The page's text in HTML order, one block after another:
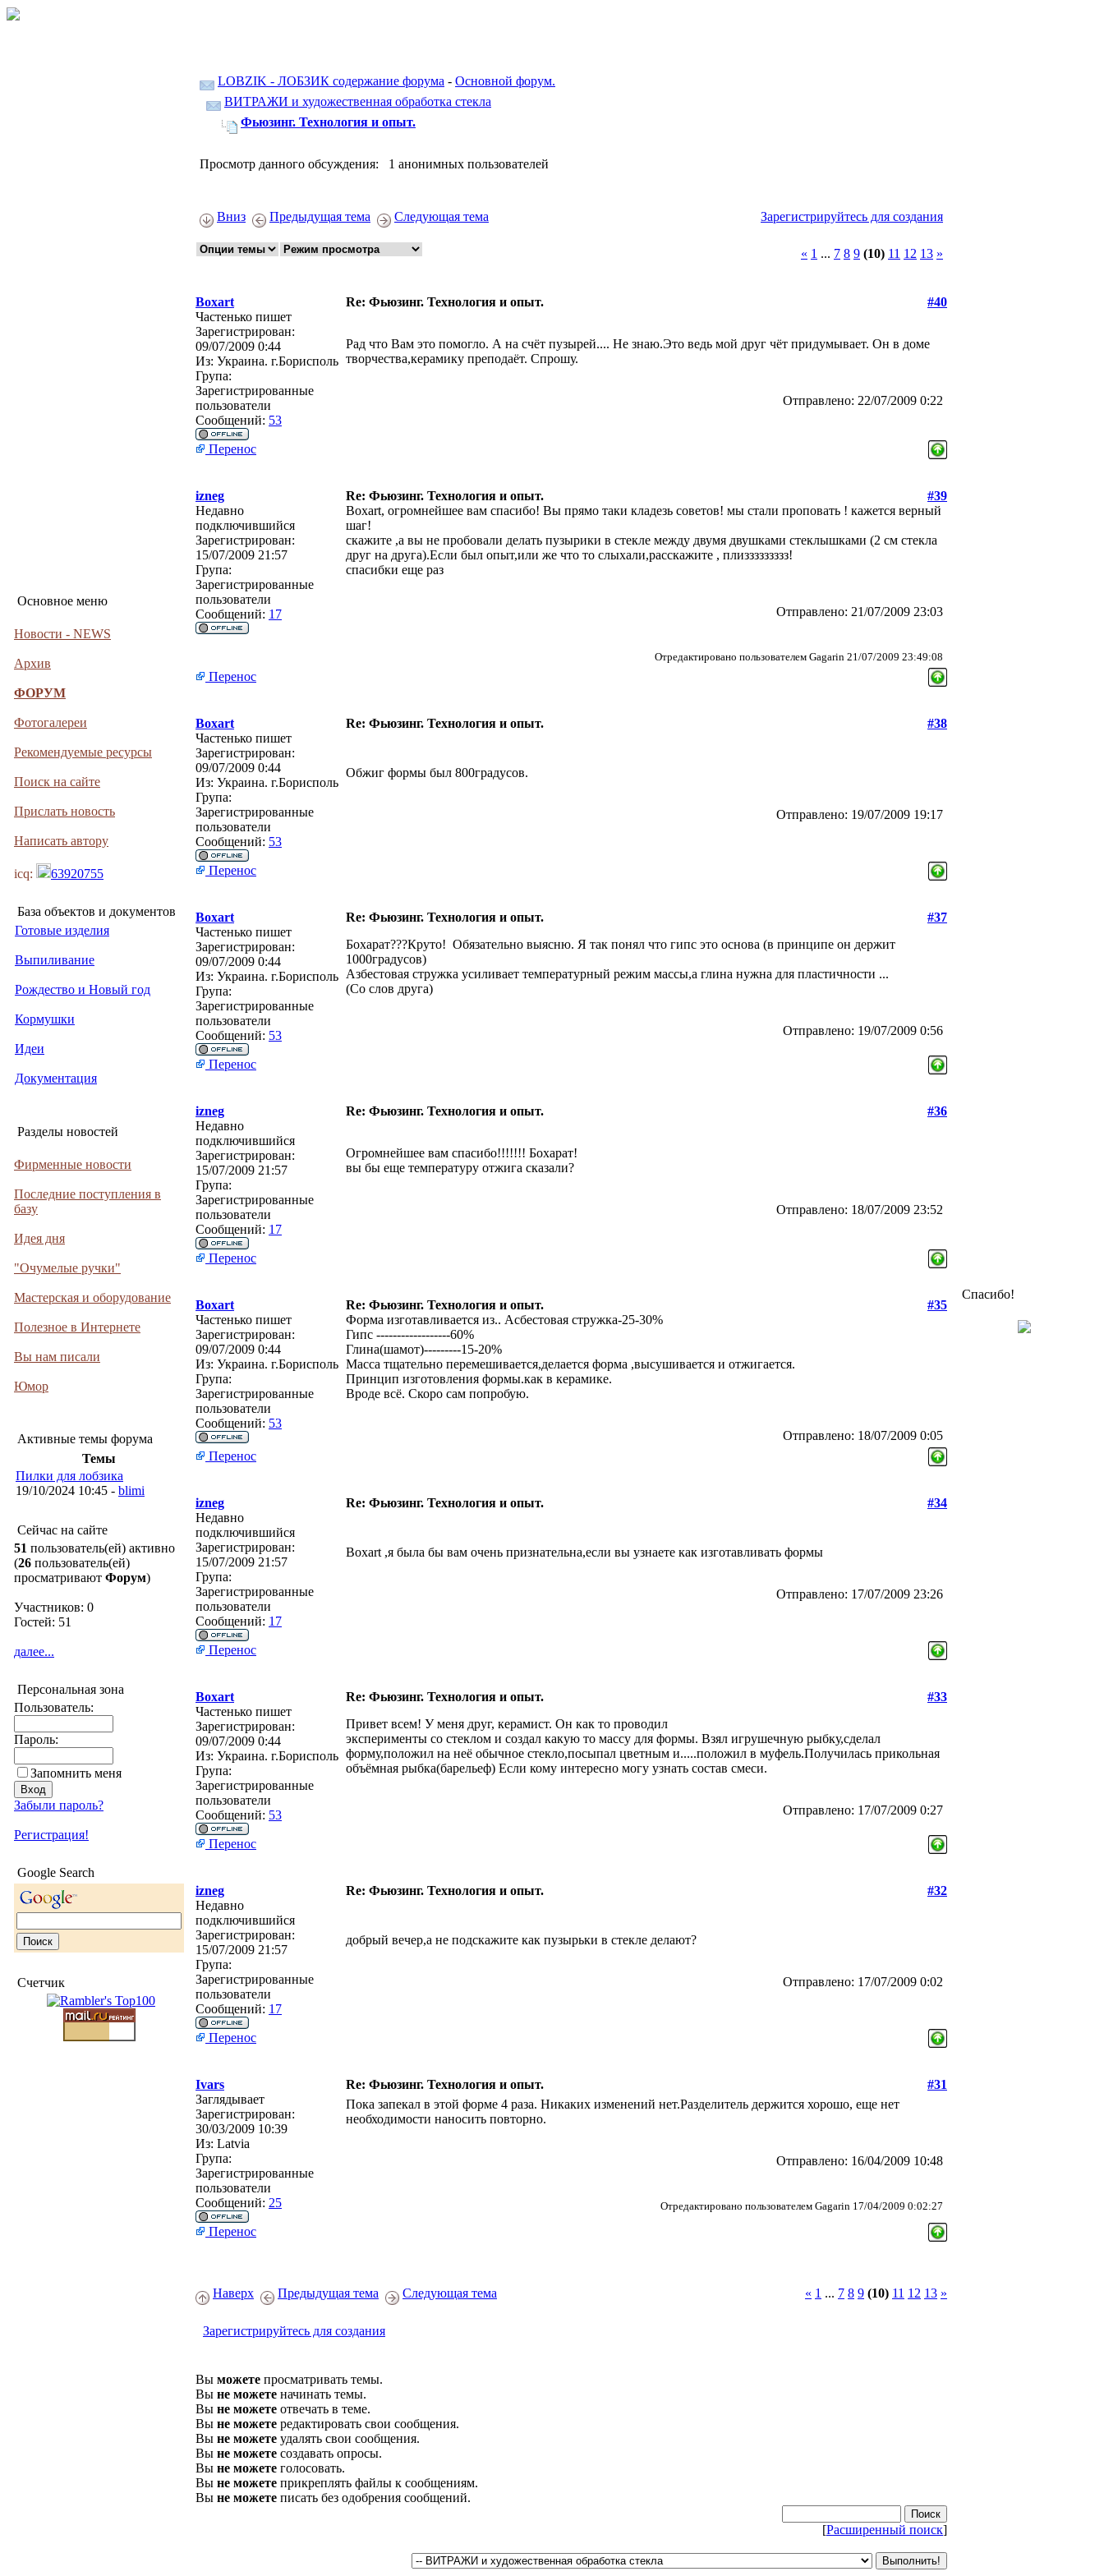
Основное меню
Новости - NEWS
Архив
ФОРУМ
Фотогалереи
Рекомендуемые ресурсы
Поиск на сайте
Прислать новость
Написать автору
icq: 63920755
База объектов и документов
Готовые изделия
Выпиливание
Рождество и Новый год
Кормушки
Идеи
Документация
Разделы новостей
Фирменные новости
Последние поступления в
базу
Идея дня
"Очумелые ручки"
Мастерская и оборудование
Полезное в Интернете
Вы нам писали
Юмор
Активные темы форума
Темы
Пилки для лобзика
19/10/2024 10:45 - blimi
Сейчас на сайте
51 пользователь(ей) активно
(26 пользователь(ей)
просматривают Форум)
Участников: 0
Гостей: 51
далее...
Персональная зона
Пользователь:
Пароль:
Запомнить меня
Забыли пароль?
Регистрация!
Google Search
Счетчик
LOBZIK - ЛОБЗИК содержание форума - Основной форум.
ВИТРАЖИ и художественная обработка стекла
Фьюзинг. Технология и опыт.
Просмотр данного обсуждения: 1 анонимных пользователей
Вниз Предыдущая тема Следующая тема Зарегистрируйтесь для создания
« 1 ... 7 8 9 (10) 11 12 13 »
Boxart Re: Фьюзинг. Технология и опыт.
#40
Частенько пишет
Зарегистрирован:
09/07/2009 0:44
Из: Украина. г.Борисполь
Група:
Зарегистрированные
пользователи
Сообщений: 53
Рад что Вам это помогло. А на счёт пузырей.... Не знаю.Это ведь мой друг чёт придумывает. Он в доме
творчества,керамику преподаёт. Спрошу.
Отправлено: 22/07/2009 0:22
Перенос
izneg Re: Фьюзинг. Технология и опыт.
#39
Недавно
подключившийся
Зарегистрирован:
15/07/2009 21:57
Група:
Зарегистрированные
пользователи
Сообщений: 17
Boxart, огромнейшее вам спасибо! Вы прямо таки кладезь советов! мы стали проповать ! кажется верный
шаг!
скажите ,а вы не пробовали делать пузырики в стекле между двумя двушками стеклышками (2 см стекла
друг на друга).Если был опыт,или же что то слыхали,расскажите , плиззззззззз!
спасибки еще раз
Отправлено: 21/07/2009 23:03
Отредактировано пользователем Gagarin 21/07/2009 23:49:08
Перенос
Boxart Re: Фьюзинг. Технология и опыт.
#38
Частенько пишет
Зарегистрирован:
09/07/2009 0:44
Из: Украина. г.Борисполь
Група:
Зарегистрированные
пользователи
Сообщений: 53
Обжиг формы был 800градусов.
Отправлено: 19/07/2009 19:17
Перенос
Boxart Re: Фьюзинг. Технология и опыт.
#37
Частенько пишет
Зарегистрирован:
09/07/2009 0:44
Из: Украина. г.Борисполь
Група:
Зарегистрированные
пользователи
Сообщений: 53
Бохарат???Круто! Обязательно выясню. Я так понял что гипс это основа (в принципе он держит
1000градусов)
Азбестовая стружка усиливает температурный режим массы,а глина нужна для пластичности ...
(Со слов друга)
Отправлено: 19/07/2009 0:56
Перенос
izneg Re: Фьюзинг. Технология и опыт.
#36
Недавно
подключившийся
Зарегистрирован:
15/07/2009 21:57
Група:
Зарегистрированные
пользователи
Сообщений: 17
Огромнейшее вам спасибо!!!!!!! Бохарат!
вы бы еще температуру отжига сказали?
Отправлено: 18/07/2009 23:52
Перенос
Boxart Re: Фьюзинг. Технология и опыт.
#35
Частенько пишет
Зарегистрирован:
09/07/2009 0:44
Из: Украина. г.Борисполь
Група:
Зарегистрированные
пользователи
Сообщений: 53
Форма изготавливается из.. Асбестовая стружка-25-30%
Гипс ------------------60%
Глина(шамот)---------15-20%
Масса тщательно перемешивается,делается форма ,высушивается и отжигается.
Принцип изготовления формы.как в керамике.
Вроде всё. Скоро сам попробую.
Отправлено: 18/07/2009 0:05
Перенос
izneg Re: Фьюзинг. Технология и опыт.
#34
Недавно
подключившийся
Зарегистрирован:
15/07/2009 21:57
Група:
Зарегистрированные
пользователи
Сообщений: 17
Boxart ,я была бы вам очень признательна,если вы узнаете как изготавливать формы
Отправлено: 17/07/2009 23:26
Перенос
Boxart Re: Фьюзинг. Технология и опыт.
#33
Частенько пишет
Зарегистрирован:
09/07/2009 0:44
Из: Украина. г.Борисполь
Група:
Зарегистрированные
пользователи
Сообщений: 53
Привет всем! У меня друг, керамист. Он как то проводил
эксперименты со стеклом и создал какую то массу для формы. Взял игрушечную рыбку,сделал
форму,положил на неё обычное стекло,посыпал цветным и.....положил в муфель.Получилась прикольная
объёмная рыбка(барельеф) Если кому интересно могу узнать состав смеси.
Отправлено: 17/07/2009 0:27
Перенос
izneg Re: Фьюзинг. Технология и опыт.
#32
Недавно
подключившийся
Зарегистрирован:
15/07/2009 21:57
Група:
Зарегистрированные
пользователи
Сообщений: 17
добрый вечер,а не подскажите как пузырьки в стекле делают?
Отправлено: 17/07/2009 0:02
Перенос
Ivars Re: Фьюзинг. Технология и опыт.
#31
Заглядывает
Зарегистрирован:
30/03/2009 10:39
Из: Latvia
Група:
Зарегистрированные
пользователи
Сообщений: 25
Пока запекал в этой форме 4 раза. Никаких изменений нет.Разделитель держится хорошо, еще нет
необходимости наносить повторно.
Отправлено: 16/04/2009 10:48
Отредактировано пользователем Gagarin 17/04/2009 0:02:27
Перенос
Наверх Предыдущая тема Следующая тема « 1 ... 7 8 9 (10) 11 12 13 »
Зарегистрируйтесь для создания
Вы можете просматривать темы.
Вы не можете начинать темы.
Вы не можете отвечать в теме.
Вы не можете редактировать свои сообщения.
Вы не можете удалять свои сообщения.
Вы не можете создавать опросы.
Вы не можете голосовать.
Вы не можете прикреплять файлы к сообщениям.
Вы не можете писать без одобрения сообщений.
[Расширенный поиск]
Спасибо!